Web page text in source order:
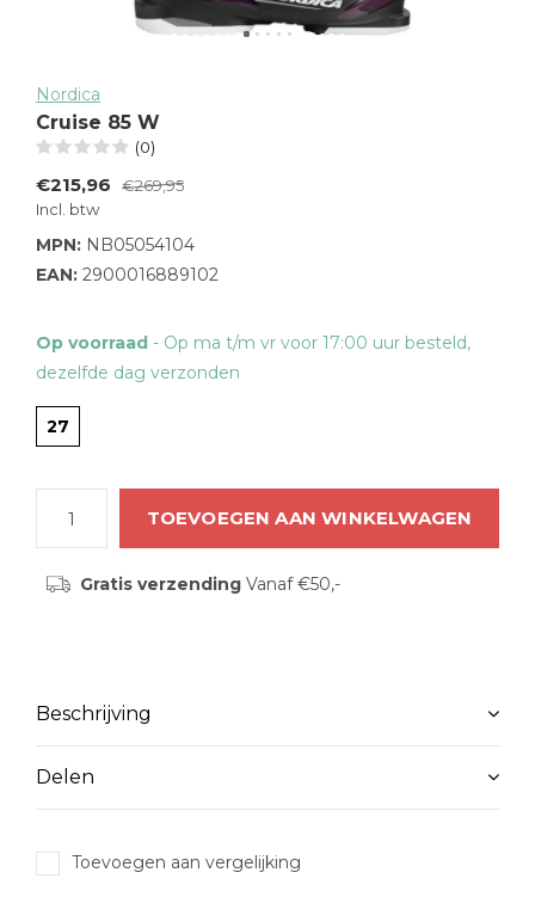
Nordica
Cruise 85 W
(0)
€215,96
€269,95
Incl. btw
MPN: NB05054104
EAN: 2900016889102
Op voorraad - Op ma t/m vr voor 17:00 uur besteld,
dezelfde dag verzonden
27
TOEVOEGEN AAN WINKELWAGEN
Gratis verzendingVanaf €50,-
Beschrijving
Delen
Toevoegen aan vergelijking